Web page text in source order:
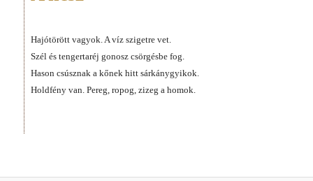
Hajótörött vagyok. A víz szigetre vet.
Szél és tengertaréj gonosz csörgésbe fog.
Hason csúsznak a kőnek hitt sárkánygyikok.
Holdfény van. Pereg, ropog, zizeg a homok.